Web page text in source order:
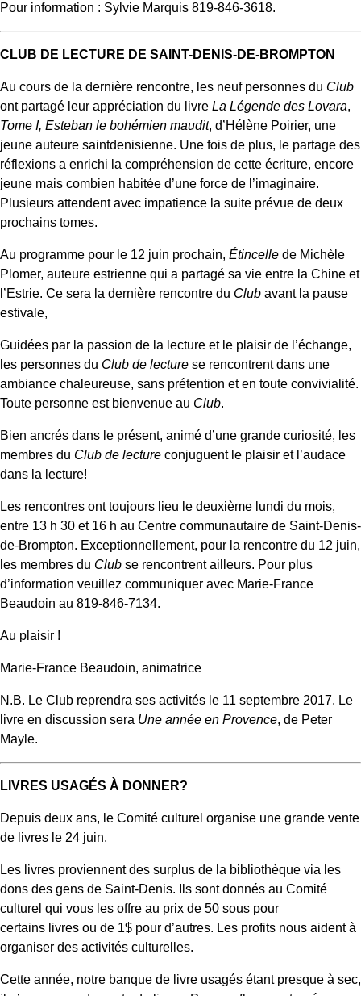
Pour information : Sylvie Marquis 819-846-3618.
CLUB DE LECTURE DE SAINT-DENIS-DE-BROMPTON
Au cours de la dernière rencontre, les neuf personnes du Club
ont partagé leur appréciation du livre La Légende des Lovara,
Tome I, Esteban le bohémien maudit, d’Hélène Poirier, une
jeune auteure saintdenisienne. Une fois de plus, le partage des
réflexions a enrichi la compréhension de cette écriture, encore
jeune mais combien habitée d’une force de l’imaginaire.
Plusieurs attendent avec impatience la suite prévue de deux
prochains tomes.
Au programme pour le 12 juin prochain, Étincelle de Michèle
Plomer, auteure estrienne qui a partagé sa vie entre la Chine et
l’Estrie. Ce sera la dernière rencontre du Club avant la pause
estivale,
Guidées par la passion de la lecture et le plaisir de l’échange,
les personnes du Club de lecture se rencontrent dans une
ambiance chaleureuse, sans prétention et en toute convivialité.
Toute personne est bienvenue au Club.
Bien ancrés dans le présent, animé d’une grande curiosité, les
membres du Club de lecture conjuguent le plaisir et l’audace
dans la lecture!
Les rencontres ont toujours lieu le deuxième lundi du mois,
entre 13 h 30 et 16 h au Centre communautaire de Saint-Denis-
de-Brompton. Exceptionnellement, pour la rencontre du 12 juin,
les membres du Club se rencontrent ailleurs. Pour plus
d’information veuillez communiquer avec Marie-France
Beaudoin au 819-846-7134.
Au plaisir !
Marie-France Beaudoin, animatrice
N.B. Le Club reprendra ses activités le 11 septembre 2017. Le
livre en discussion sera Une année en Provence, de Peter
Mayle.
LIVRES USAGÉS À DONNER?
Depuis deux ans, le Comité culturel organise une grande vente
de livres le 24 juin.
Les livres proviennent des surplus de la bibliothèque via les
dons des gens de Saint-Denis. Ils sont donnés au Comité
culturel qui vous les offre au prix de 50 sous pour
certains livres ou de 1$ pour d’autres. Les profits nous aident à
organiser des activités culturelles.
Cette année, notre banque de livre usagés étant presque à sec,